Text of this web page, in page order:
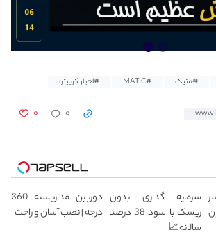
#متیک #MATIC #اخبار کریپتو
۰ ۰
سرمایه گذاری بدون
ریسک با سود 38 درصد
سالانه📈
دوربین مداربسته 360
درجه | نصب آسان و راحت